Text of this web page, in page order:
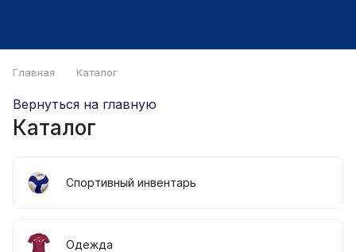
Главная Каталог
Вернуться на главную
Каталог
Спортивный инвентарь
Одежда